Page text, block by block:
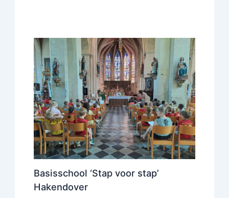
Basisschool ‘Stap voor stap’
Hakendover